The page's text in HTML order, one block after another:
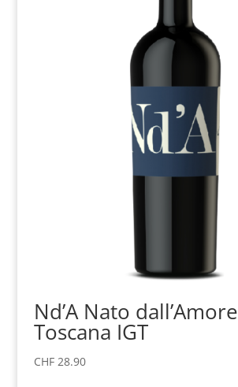
Nd’A Nato dall’Amore
Toscana IGT
CHF28.90